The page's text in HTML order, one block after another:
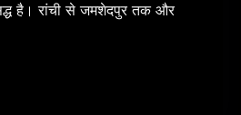
है। रांची से जमशेदपुर तक और